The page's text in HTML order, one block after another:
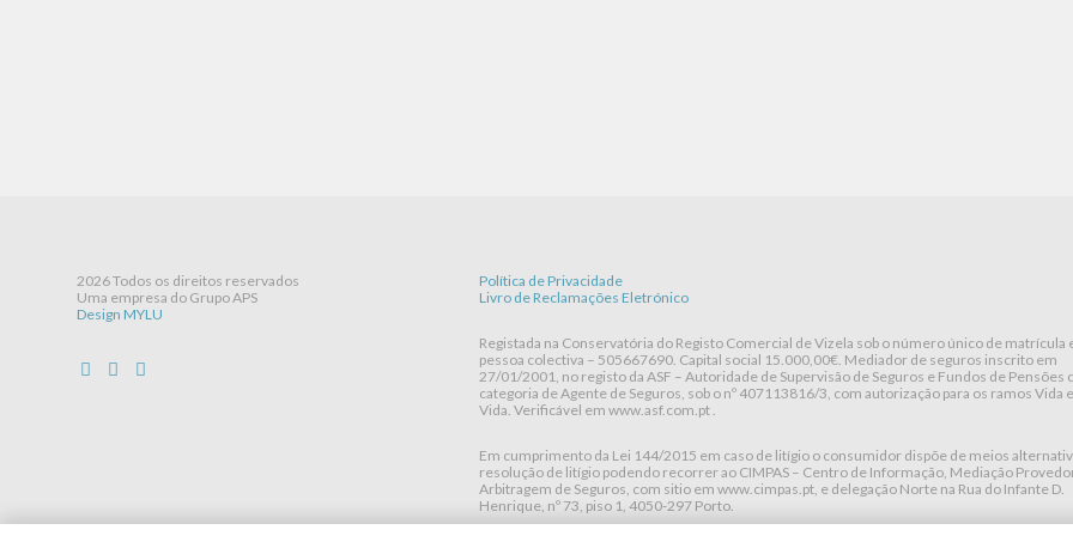
2026 Todos os direitos reservados
Uma empresa do Grupo APS
Design MYLU
Política de Privacidade
Livro de Reclamações Eletrónico
Registada na Conservatória do Registo Comercial de Vizela sob o número único de matrícula
pessoa colectiva – 505667690. Capital social 15.000,00€. Mediador de seguros inscrito em
27/01/2001, no registo da ASF – Autoridade de Supervisão de Seguros e Fundos de Pensões
categoria de Agente de Seguros, sob o nº 407113816/3, com autorização para os ramos Vida
Vida. Verificável em www.asf.com.pt .
Em cumprimento da Lei 144/2015 em caso de litígio o consumidor dispõe de meios
resolução de litígio podendo recorrer ao CIMPAS – Centro de Informação, Mediação
Arbitragem de Seguros, com sitio em www.cimpas.pt, e delegação Norte na Rua do Infante D.
Henrique, nº 73, piso 1, 4050-297 Porto.